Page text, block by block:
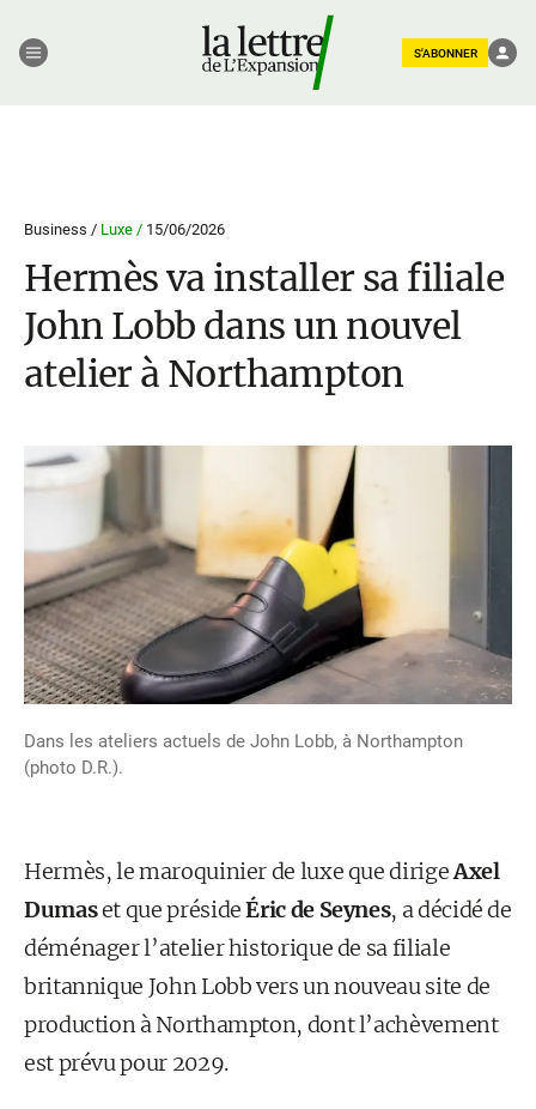
S'ABONNER
Business / Luxe / 15/06/2026
Hermès va installer sa filiale
John Lobb dans un nouvel
atelier à Northampton
Dans les ateliers actuels de John Lobb, à Northampton
(photo D.R.).
Hermès, le maroquinier de luxe que dirigeAxel
Dumaset que présideÉric de Seynes, a décidé de
déménager l’atelier historique de sa filiale
britannique John Lobb vers un nouveau site de
production à Northampton, dont l’achèvement
est prévu pour 2029.